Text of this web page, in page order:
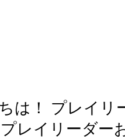
は！ プレイリ
レイリーダー